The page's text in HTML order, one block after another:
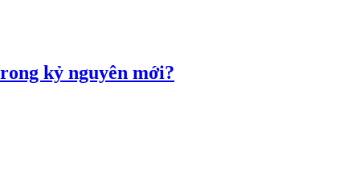
kỷ nguyên mới?